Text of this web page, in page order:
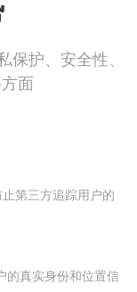
护、安全性、
面
第三方追踪用户的
的真实身份和位置信